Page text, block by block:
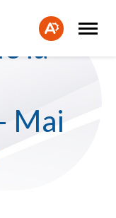
Ouvrir
la
la
site
ou de
pour les élèves
2027.
la
Mai